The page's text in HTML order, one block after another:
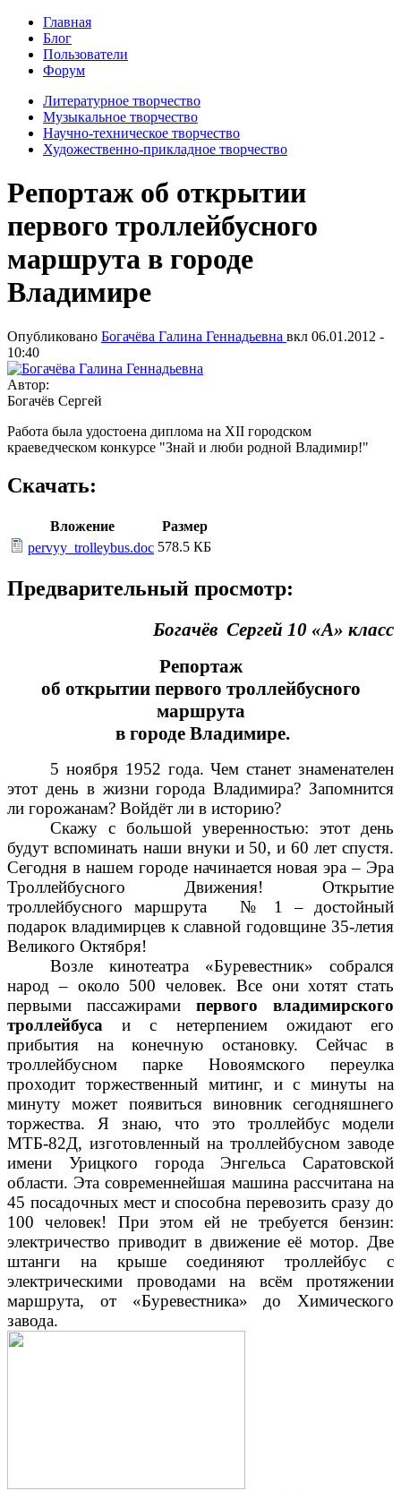
Главная
Блог
Пользователи
Форум
Литературное творчество
Музыкальное творчество
Научно-техническое творчество
Художественно-прикладное творчество
Репортаж об открытии
первого троллейбусного
маршрута в городе
Владимире
Опубликовано Богачёва Галина Геннадьевна вкл 06.01.2012 -
10:40
Автор:
Богачёв Сергей
Работа была удостоена диплома на XII городском
краеведческом конкурсе "Знай и люби родной Владимир!"
Скачать:
Вложение
Размер
pervyy_trolleybus.doc 578.5 КБ
Предварительный просмотр:
Богачёв Сергей 10 «А» класс
Репортаж
об открытии первого троллейбусного
маршрута
в городе Владимире.
5 ноября 1952 года. Чем станет знаменателен
этот день в жизни города Владимира? Запомнится
ли горожанам? Войдёт ли в историю?
Скажу с большой уверенностью: этот день
будут вспоминать наши внуки и 50, и 60 лет спустя.
Сегодня в нашем городе начинается новая эра – Эра
Троллейбусного Движения! Открытие
троллейбусного маршрута № 1 – достойный
подарок владимирцев к славной годовщине 35-летия
Великого Октября!
Возле кинотеатра «Буревестник» собрался
народ – около 500 человек. Все они хотят стать
первыми пассажирами первого
владимирского
троллейбуса и с нетерпением ожидают его
прибытия на конечную остановку. Сейчас в
троллейбусном парке Новоямского переулка
проходит торжественный митинг, и с минуты на
минуту может появиться виновник сегодняшнего
торжества. Я знаю, что это троллейбус модели
МТБ-82Д, изготовленный на троллейбусном заводе
имени Урицкого города Энгельса Саратовской
области. Эта современнейшая машина рассчитана на
45 посадочных мест и способна перевозить сразу до
100 человек! При этом ей не требуется бензин:
электричество приводит в движение её мотор. Две
штанги на крыше соединяют троллейбус с
электрическими проводами на всём протяжении
маршрута, от «Буревестника» до Химического
завода.